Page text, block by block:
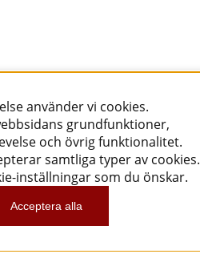
använder vi cookies.
grundfunktioner,
och övrig funktionalitet.
samtliga typer av cookies.
inställningar som du önskar.
Acceptera alla